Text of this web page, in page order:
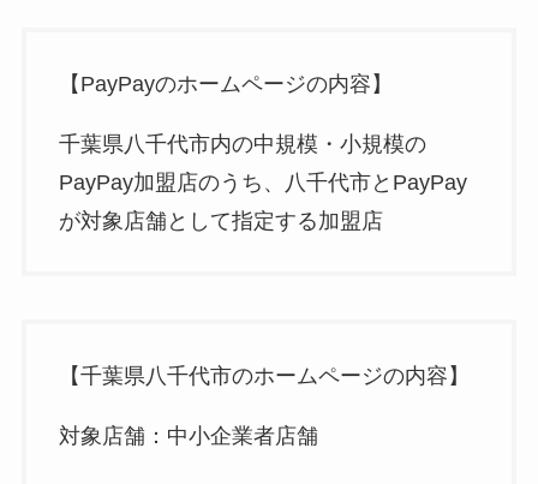
【PayPayのホームページの内容】
千葉県八千代市内の中規模・小規模の
PayPay加盟店のうち、八千代市とPayPay
が対象店舗として指定する加盟店
【千葉県八千代市のホームページの内容】
対象店舗：中小企業者店舗